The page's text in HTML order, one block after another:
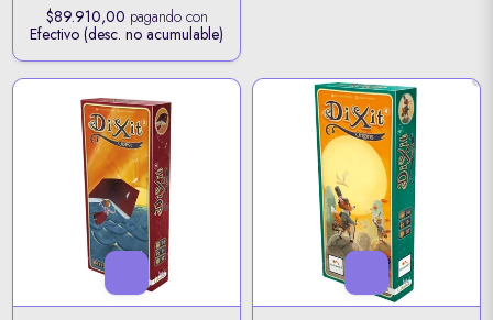
$89.910,00 pagando con
Efectivo (desc. no acumulable)